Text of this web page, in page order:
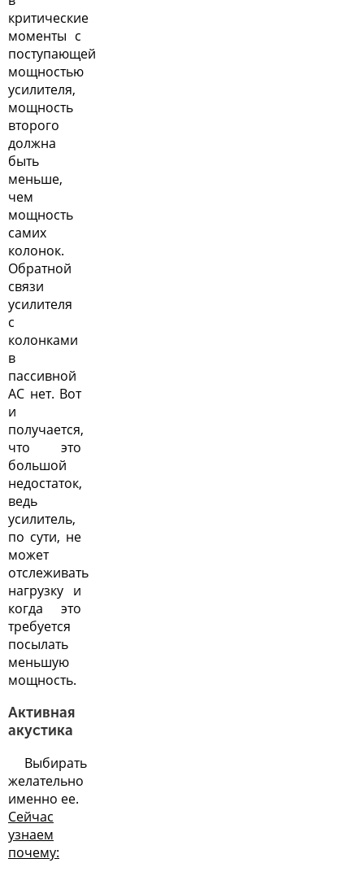
критические
моменты с
поступающей
мощностью
усилителя,
мощность
второго
должна
быть
меньше,
чем
мощность
самих
колонок.
Обратной
связи
усилителя
с
колонками
в
пассивной
АС нет. Вот
и
получается,
что это
большой
недостаток,
ведь
усилитель,
по сути, не
может
отслеживать
нагрузку и
когда это
требуется
посылать
меньшую
мощность.
Активная
акустика
Выбирать
желательно
именно ее.
Сейчас
узнаем
почему: